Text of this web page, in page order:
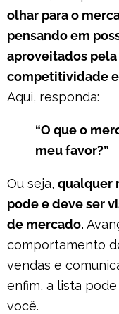
olhar para o
pensando em
aproveitados
competitividade
Aqui, responda:
“O que o
meu favor?”
Ou seja, qualquer
pode e deve ser
de mercado.
comportamento
vendas e
enfim, a lista
você.